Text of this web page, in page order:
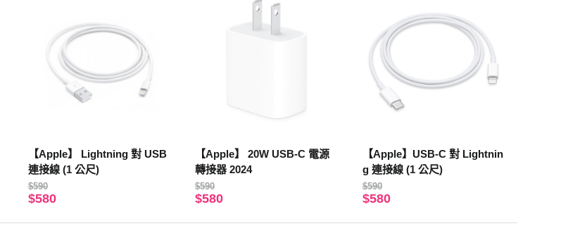
【Apple】 Lightning 對 USB
連接線 (1 公尺)
$590
$580
【Apple】 20W USB-C 電源
轉接器 2024
$590
$580
【Apple】USB-C 對 Lightnin
g 連接線 (1 公尺)
$590
$580